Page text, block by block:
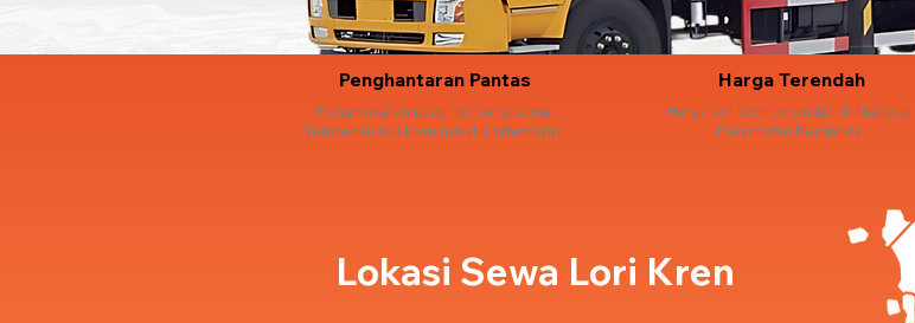
Penghantaran Pantas
Penghantaran pada hari yang sama.
Tempahan lori kren melalui Whatsapp.
Harga Terendah
Harga lori kren terendah di Malaysia.
Penjimatan Berganda.
Lokasi Sewa Lori Kren